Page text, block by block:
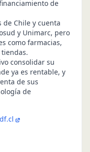
de
de Chile y cuenta
y Unimarc, pero
como farmacias,
consolidar su
ya es rentable, y
de sus
de